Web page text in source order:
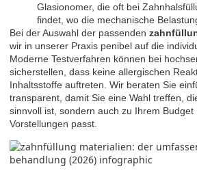
Glasionomer, die oft bei
findet, wo die mechanische
Bei der Auswahl der passenden
wir in unserer Praxis penibel auf die
Moderne Testverfahren können bei
sicherstellen, dass keine allergischen
Inhaltsstoffe auftreten. Wir beraten Sie
transparent, damit Sie eine Wahl treffen,
sinnvoll ist, sondern auch zu Ihrem
Vorstellungen passt.